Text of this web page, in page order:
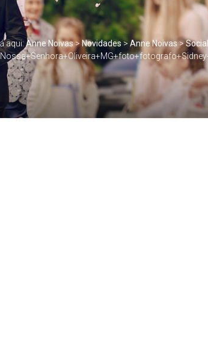
aqui: Anne Noivas> Novidades>Anne Noivas>